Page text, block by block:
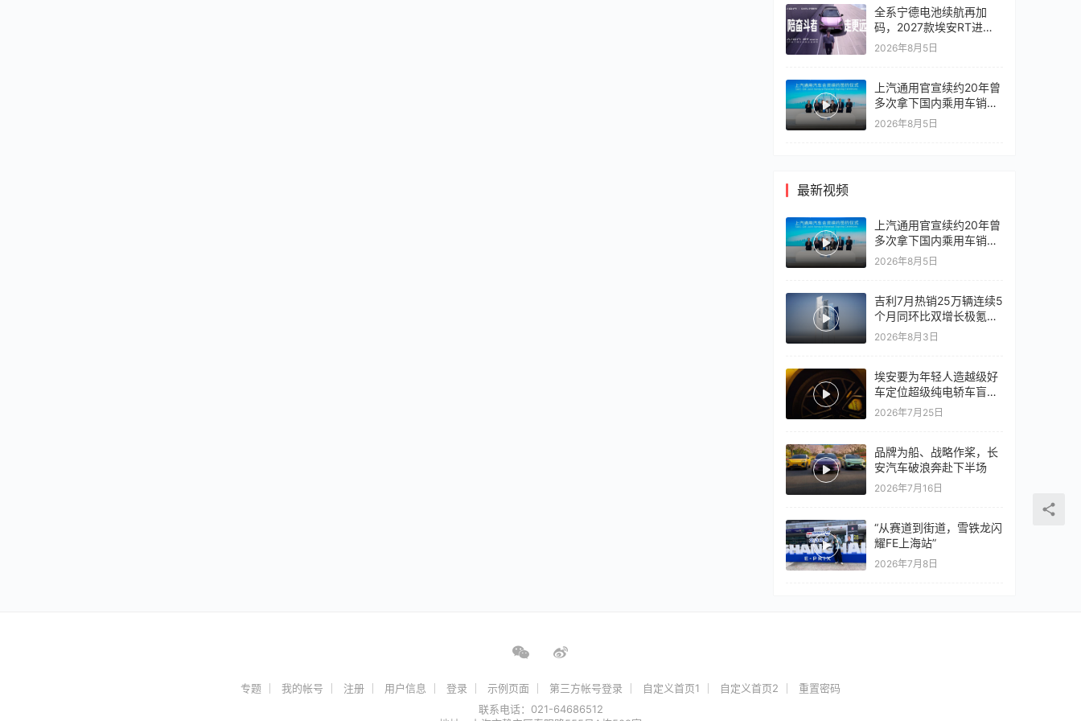
全系宁德电池续航再加
码，2027款埃安RT进入
10万区间
2026年8月5日
上汽通用官宣续约20年曾
多次拿下国内乘用车销冠
竞争激烈，上汽通用有信
2026年8月5日
最新视频
上汽通用官宣续约20年曾
多次拿下国内乘用车销冠
竞争激烈，上汽通用有信
2026年8月5日
吉利7月热销25万辆连续5
个月同环比双增长极氪销
量同比翻倍，出口再破10
2026年8月3日
埃安要为年轻人造越级好
车定位超级纯电轿车盲猜
18万以上
2026年7月25日
品牌为船、战略作桨，长
安汽车破浪奔赴下半场
2026年7月16日
“从赛道到街道，雪铁龙闪
耀FE上海站”
2026年7月8日
专题 我的帐号 注册 用户信息 登录 示例页面 第三方帐号登录 自定义首页1 自定义首页2
重置密码
联系电话：021-64686512